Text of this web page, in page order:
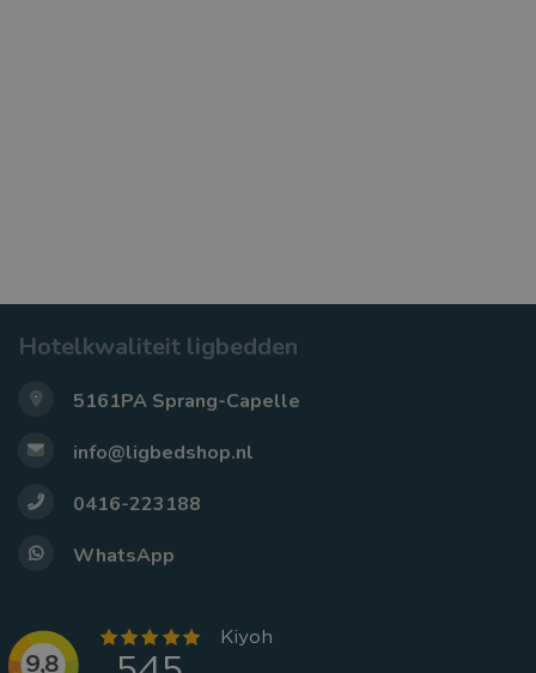
Hotelkwaliteit ligbedden
5161PA Sprang-Capelle
info@ligbedshop.nl
0416-223188
WhatsApp